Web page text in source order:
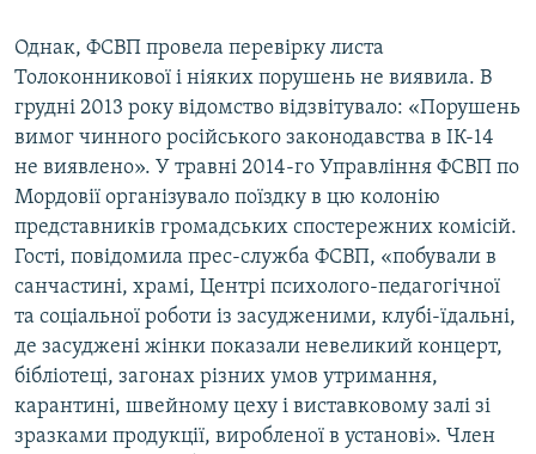
Однак, ФСВП провела перевірку листа
Толоконникової і ніяких порушень не виявила. В
грудні 2013 року відомство відзвітувало: «Порушень
вимог чинного російського законодавства в ІК-14
не виявлено». У травні 2014-го Управління ФСВП по
Мордовії організувало поїздку в цю колонію
представників громадських спостережних комісій.
Гості, повідомила прес-служба ФСВП, «побували в
санчастині, храмі, Центрі психолого-педагогічної
та соціальної роботи із засудженими, клубі-їдальні,
де засуджені жінки показали невеликий концерт,
бібліотеці, загонах різних умов утримання,
карантині, швейному цеху і виставковому залі зі
зразками продукції, виробленої в установі». Член